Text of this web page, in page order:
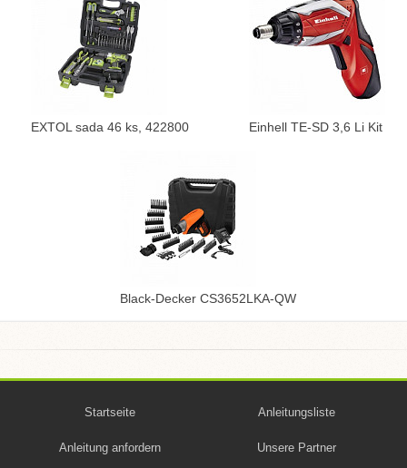
EXTOL sada 46 ks, 422800 Einhell TE-SD 3,6 Li Kit
Black-Decker CS3652LKA-QW
Startseite Anleitungsliste
Anleitung anfordern Unsere Partner